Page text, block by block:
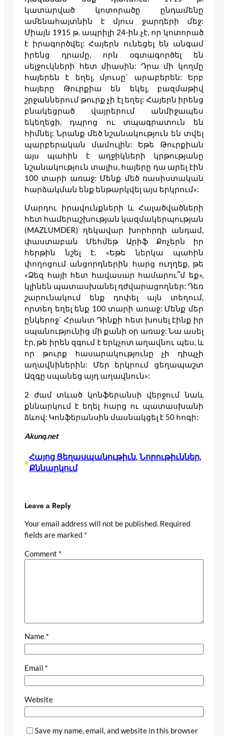
կատարված կոտորածը ընդամենը
ամենահայտնին է մյուս ջարդերի մեջ:
Միայն 1915 թ. ապրիլի 24-ին չէ, որ կոտորած
է իրագործվել: Հայերն ունեցել են անգամ
իրենց դրամը, որն օգտագործել են
սելջուկների հետ միասին: Դրա մի կողմը
հայերեն է եղել, մյուսը` արաբերեն: Երբ
հայերը Թուրքիա են եկել, բազմաթիվ
շրջաններում թուրք չի էլ եղել: Հայերն իրենց
բնակեցրած վայրերում անմիջապես
եկեղեցի, դպրոց ու տպագրատուն են
հիմնել: Նրանք մեծ նշանակություն են տվել
պարբերական մամուլին: Եթե Թուրքիան
այս պահին է աղջիկների կրթությանը
նշանակություն տալիս, հայերը դա արել էին
100 տարի առաջ: Մենք մեծ ռասիստական
հարձակման ենք ենթարկվել այս երկրում»:
Մարդու իրավունքների և Հալածվածների
հետ համերաշխության կազմակերպության
(MAZLUMDER) ղեկավար խորհրդի անդամ,
փաստաբան Մեհմեթ Արիֆ Քոչերն իր
հերթին նշել է. «Եթե ներկա պահին
փողոցում անցորդներին հարց ուղղեք, թե
«Ձեզ հայի հետ հավասար համարու՞մ եք»,
կլինեն պատասխանել դժվարացողներ: Դեռ
շարունակում ենք դոփել այն տեղում,
որտեղ եղել ենք 100 տարի առաջ: Մենք մեր
ընկերոջ` Հրանտ Դինքի հետ խոսել էինք իր
սպանությունից մի քանի օր առաջ: Նա ասել
էր, թե իրեն զգում է երկչոտ աղավնու պես, և
որ թուրք հասարակությունը չի դիպչի
աղավնիներին: Մեր երկրում ցեղապաշտ
Ազգը սպանեց այդ աղավնուն»:
2 ժամ տևած կոնֆերանսի վերջում նաև
քննարկում է եղել հարց ու պատասխանի
ձևով: Կոնֆերանսին մասնակցել է 50 հոգի:
Akunq.net
•
Հայոց Ցեղասպանութիւն, Նորութիւններ
Քննարկում
Leave a Reply
Your email address will not be published. Required
fields are marked *
Comment *
Name *
Email *
Website
Save my name, email, and website in this browser